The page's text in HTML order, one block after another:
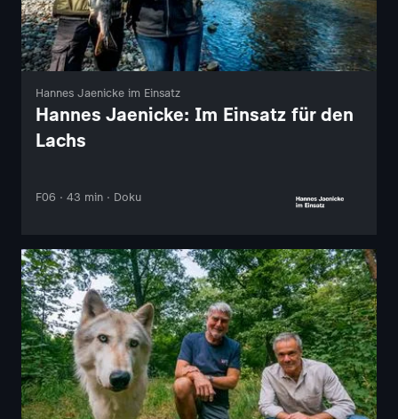
Hannes Jaenicke im Einsatz
Hannes Jaenicke: Im Einsatz für den
Lachs
F06 · 43 min · Doku